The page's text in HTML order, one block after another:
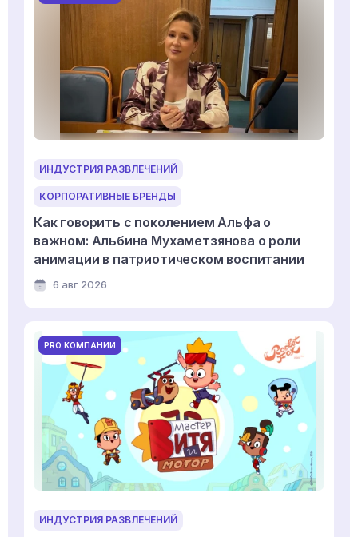
ИНДУСТРИЯ РАЗВЛЕЧЕНИЙ
КОРПОРАТИВНЫЕ БРЕНДЫ
Как говорить с поколением Альфа о
важном: Альбина Мухаметзянова о роли
анимации в патриотическом воспитании
6 авг 2026
PRO КОМПАНИИ
ИНДУСТРИЯ РАЗВЛЕЧЕНИЙ